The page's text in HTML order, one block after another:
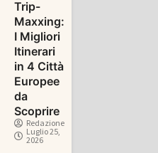
Trip-
Maxxing:
I Migliori
Itinerari
in 4 Città
Europee
da
Scoprire
Redazione
Luglio 25,
2026